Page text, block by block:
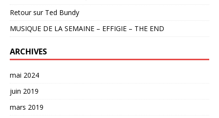
Retour sur Ted Bundy
MUSIQUE DE LA SEMAINE – EFFIGIE – THE END
ARCHIVES
mai 2024
juin 2019
mars 2019